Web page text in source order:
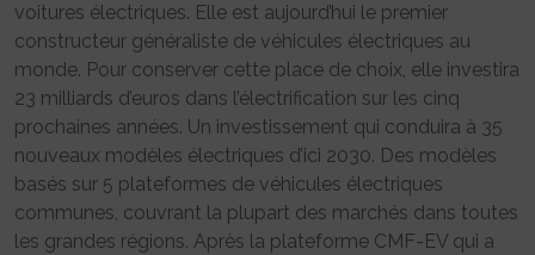
voitures électriques. Elle est aujourd’hui le premier
constructeur généraliste de véhicules électriques au
monde. Pour conserver cette place de choix, elle investira
23 milliards d’euros dans l’électrification sur les cinq
prochaines années. Un investissement qui conduira à 35
nouveaux modèles électriques d’ici 2030. Des modèles
basés sur 5 plateformes de véhicules électriques
communes, couvrant la plupart des marchés dans toutes
les grandes régions. Après la plateforme CMF-EV qui a